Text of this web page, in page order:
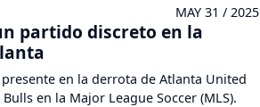
MAY 31 / 2025
partido discreto en la
en la derrota de Atlanta United
en la Major League Soccer (MLS).